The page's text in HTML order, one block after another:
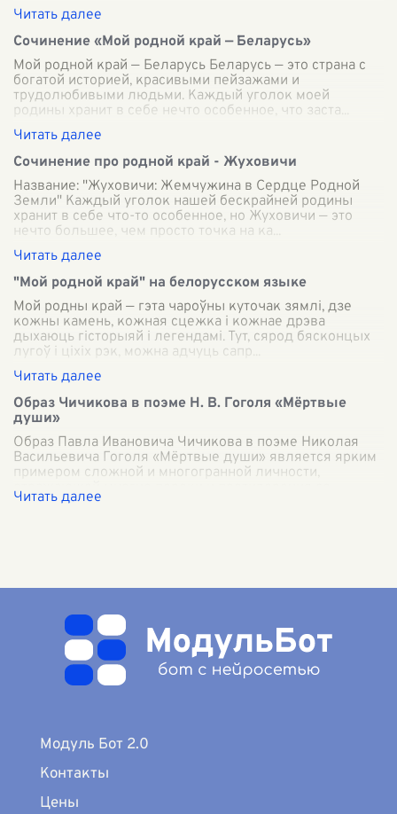
Сочинение «Мой родной край — Беларусь»
Мой родной край — Беларусь Беларусь — это страна с
богатой историей, красивыми пейзажами и
трудолюбивыми людьми. Каждый уголок моей
родины хранит в себе нечто особенное, что заста
Сочинение про родной край - Жуховичи
Название: "Жуховичи: Жемчужина в Сердце Родной
Земли" Каждый уголок нашей бескрайней родины
хранит в себе что-то особенное, но Жуховичи — это
нечто большее, чем просто точка на ка
"Мой родной край" на белорусском языке
Мой родны край — гэта чароўны куточак зямлі, дзе
кожны камень, кожная сцежка і кожнае дрэва
дыхаюць гісторыяй і легендамі. Тут, сярод бясконцых
лугоў і ціхіх рэк, можна адчуць сапр
Образ Чичикова в поэме Н. В. Гоголя «Мёртвые
души»
Образ Павла Ивановича Чичикова в поэме Николая
Васильевича Гоголя «Мёртвые души» является ярким
примером сложной и многогранной личности,
отражающей многие пороки и противоречия со
Модуль Бот 2.0
Контакты
Цены